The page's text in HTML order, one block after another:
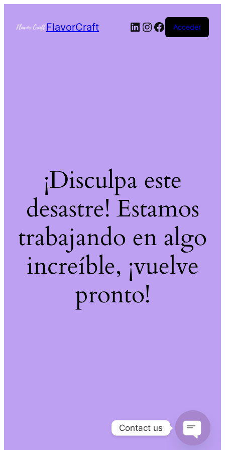
FlavorCraft Acceder
¡Disculpa este
desastre! Estamos
trabajando en algo
increíble, ¡vuelve
pronto!
Contact us